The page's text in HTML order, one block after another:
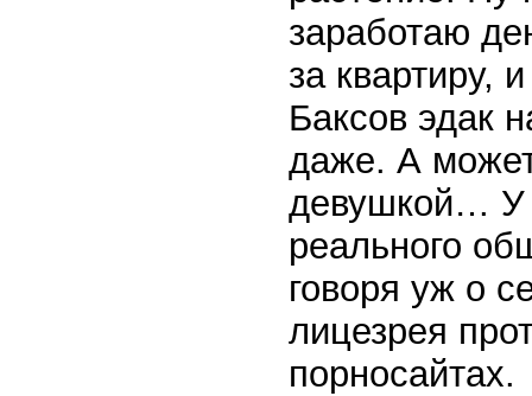
заработаю
за квартиру,
Баксов эдак
даже. А
девушкой… У
реального
говоря уж о
лицезрея
порносайтах.